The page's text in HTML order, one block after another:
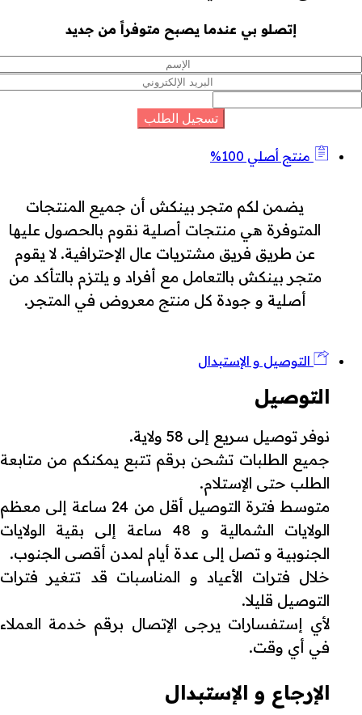
إتصلو بي عندما يصبح متوفراً من جديد
منتج أصلي 100%
يضمن لكم متجر بينكش أن جميع المنتجات
المتوفرة هي منتجات أصلية نقوم بالحصول عليها
عن طريق فريق مشتريات عال الإحترافية. لا يقوم
متجر بينكش بالتعامل مع أفراد و يلتزم بالتأكد من
أصلية و جودة كل منتج معروض في المتجر.
التوصيل و الإستبدال
التوصيل
نوفر توصيل سريع إلى 58 ولاية.
جميع الطلبات تشحن برقم تتبع يمكنكم من متابعة
الطلب حتى الإستلام.
متوسط فترة التوصيل أقل من 24 ساعة إلى معظم
الولايات الشمالية و 48 ساعة إلى بقية الولايات
الجنوبية و تصل إلى عدة أيام لمدن أقصى الجنوب.
خلال فترات الأعياد و المناسبات قد تتغير فترات
التوصيل قليلا.
لأي إستفسارات يرجى الإتصال برقم خدمة العملاء
في أي وقت.
الإرجاع و الإستبدال